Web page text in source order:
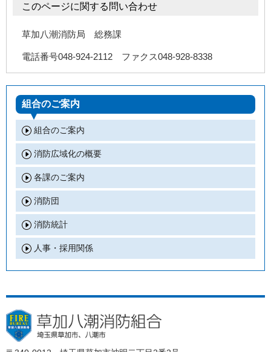
このページに関する問い合わせ
草加八潮消防局 総務課
電話番号048-924-2112 ファクス048-928-8338
組合のご案内
組合のご案内
消防広域化の概要
各課のご案内
消防団
消防統計
人事・採用関係